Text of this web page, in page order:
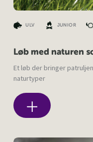
ULV JUNIOR
Løb med naturen
Et løb der bringer
naturtyper